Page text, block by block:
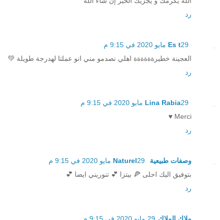
رد
Es t29 مايو 2020 في 9:15 م
العجينة خطيرةةةةةة اهلي نصدمو مني انو عملتا لهدرجة طويلة 💚
رد
Lina Rabia29 مايو 2020 في 9:15 م
Merci ♥️
رد
وصفات طبيعية Naturel
29 مايو 2020 في 9:15 م
بتوفيق اليك احلى 🍕 بيتزا 💕 تنوريني ايضا 💕
رد